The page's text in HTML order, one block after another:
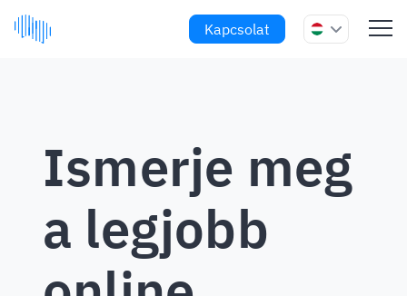
Kapcsolat
Ismerje meg
a legjobb